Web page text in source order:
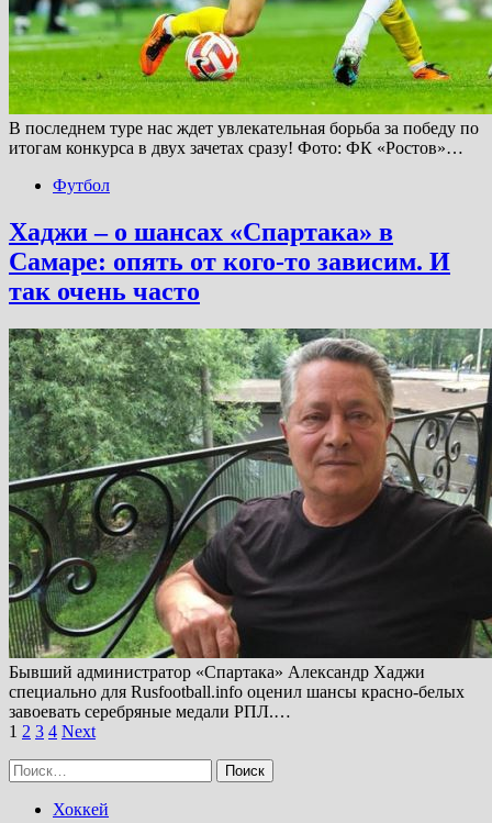
В последнем туре нас ждет увлекательная борьба за победу по
итогам конкурса в двух зачетах сразу! Фото: ФК «Ростов»…
Футбол
Хаджи – о шансах «Спартака» в
Самаре: опять от кого-то зависим. И
так очень часто
Бывший администратор «Спартака» Александр Хаджи
специально для Rusfootball.info оценил шансы красно-белых
завоевать серебряные медали РПЛ.…
Пагинация
записей
1 2 3 4 Next
Найти:
Хоккей